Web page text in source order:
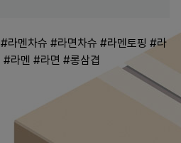
#라멘차슈 #라면차슈 #라멘토핑 #라
#라멘 #라면 #롱삼겹